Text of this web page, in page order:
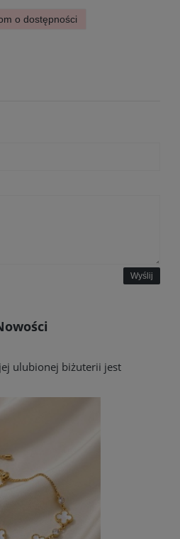
o dostępności
Wyślij
ulubionej biżuterii jest